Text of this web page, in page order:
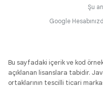
Şu
Google
Bu sayfadaki içerik ve kod
açıklanan lisanslara tabidir.
ortaklarının tescilli ticari